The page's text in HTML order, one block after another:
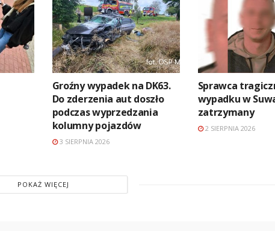
Groźny wypadek na DK63.
Do zderzenia aut doszło
podczas wyprzedzania
kolumny pojazdów
3 SIERPNIA 2026
Sprawca
wypadku w
zatrzymany
2 SIERPNIA 2026
POKAŻ WIĘCEJ